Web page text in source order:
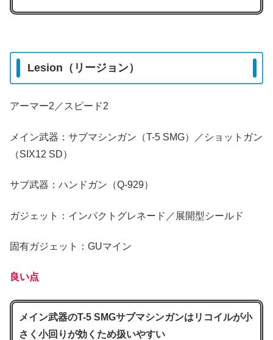
Lesion（リージョン）
アーマー2／スピード2
メイン武器：サブマシンガン（T-5 SMG）／ショットガン
（SIX12 SD）
サブ武器：ハンドガン（Q-929）
ガジェット：インパクトグレネード／展開型シールド
固有ガジェット：GUマイン
良い点
メイン武器のT-5 SMGサブマシンガンはリコイルが小
さく小回りが効くため扱いやすい